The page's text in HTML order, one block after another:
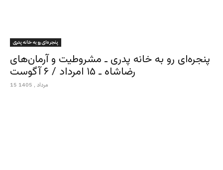
پنجره‌ای رو به خانه پدری
پنجره‌ای رو به خانه پدری ـ مشروطیت و آرمان‌های
رضاشاه ـ ۱۵ امرداد / ۶ آگوست
15 مرداد , 1405